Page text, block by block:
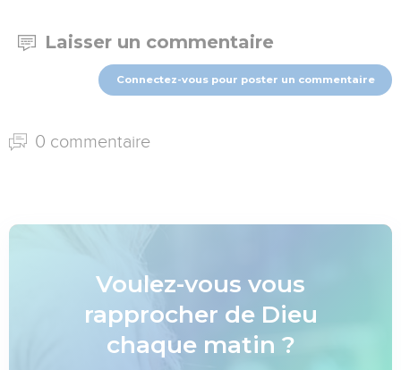
Laisser un commentaire
Connectez-vous pour poster un commentaire
0 commentaire
Voulez-vous vous
rapprocher de Dieu
chaque matin ?